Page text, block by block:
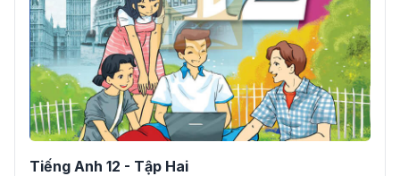
Tiếng Anh 12 - Tập Hai